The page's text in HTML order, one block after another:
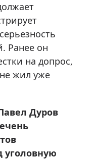
Ранее он
на допрос,
жил уже
Дуров
уголовную